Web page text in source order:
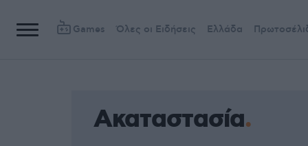
Games Όλες οι Ειδήσεις Ελλάδα
Ακαταστασία